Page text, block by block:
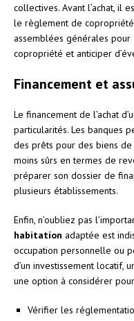
collectives. Avant l’achat, il
le règlement de
assemblées générales
copropriété et anticiper
Financement et
Le financement de l’achat
particularités. Les banques
des prêts pour des biens
moins sûrs en termes de
préparer son dossier de
plusieurs établissements.
Enfin, n’oubliez pas
habitation adaptée est
occupation personnelle ou
d’un investissement locatif,
une option à considérer
Vérifier les